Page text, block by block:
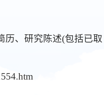
历、研究陈述(包括已取